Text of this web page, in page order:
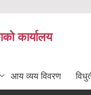
कार्यालय
आय व्यय विवरण